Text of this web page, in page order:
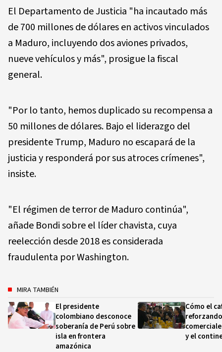
El Departamento de Justicia "ha incautado más
de 700 millones de dólares en activos vinculados
a Maduro, incluyendo dos aviones privados,
nueve vehículos y más", prosigue la fiscal
general.
"Por lo tanto, hemos duplicado su recompensa a
50 millones de dólares. Bajo el liderazgo del
presidente Trump, Maduro no escapará de la
justicia y responderá por sus atroces crímenes",
insiste.
"El régimen de terror de Maduro continúa",
añade Bondi sobre el líder chavista, cuya
reelección desde 2018 es considerada
fraudulenta por Washington.
MIRA TAMBIÉN
El presidente
colombiano desconoce
soberanía de Perú sobre
isla en frontera
amazónica
Cómo el
y el